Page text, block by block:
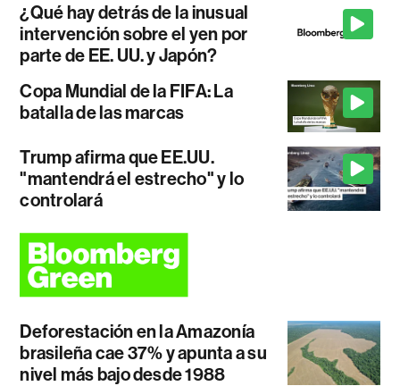
¿Qué hay detrás de la inusual
intervención sobre el yen por
parte de EE. UU. y Japón?
Copa Mundial de la FIFA: La
batalla de las marcas
Trump afirma que EE.UU.
"mantendrá el estrecho" y lo
controlará
Deforestación en la Amazonía
brasileña cae 37% y apunta a su
nivel más bajo desde 1988